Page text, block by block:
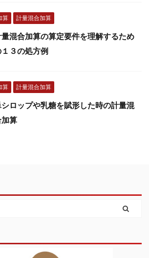
算 計量混合加算
混合加算の算定要件を理解するため
３の処方例
算 計量混合加算
ロップや乳糖を賦形した時の計量混
算